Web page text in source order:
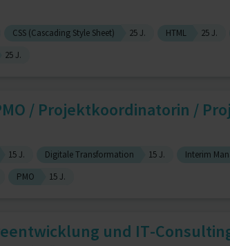
CSS (Cascading Style Sheet) 25 J. HTML 25 J.
25 J.
/ Projektkoordinatorin /
15 J. Digitale Transformation 15 J. Interim
PMO 15 J.
und IT-